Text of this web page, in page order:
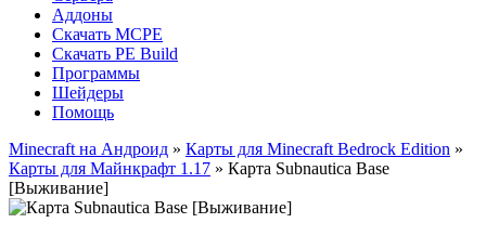
Аддоны
Скачать MCPE
Скачать PE Build
Программы
Шейдеры
Помощь
Minecraft на Андроид » Карты для Minecraft Bedrock Edition »
Карты для Майнкрафт 1.17 » Карта Subnautica Base
[Выживание]